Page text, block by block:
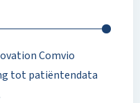
Comvio
tot patiëntendata